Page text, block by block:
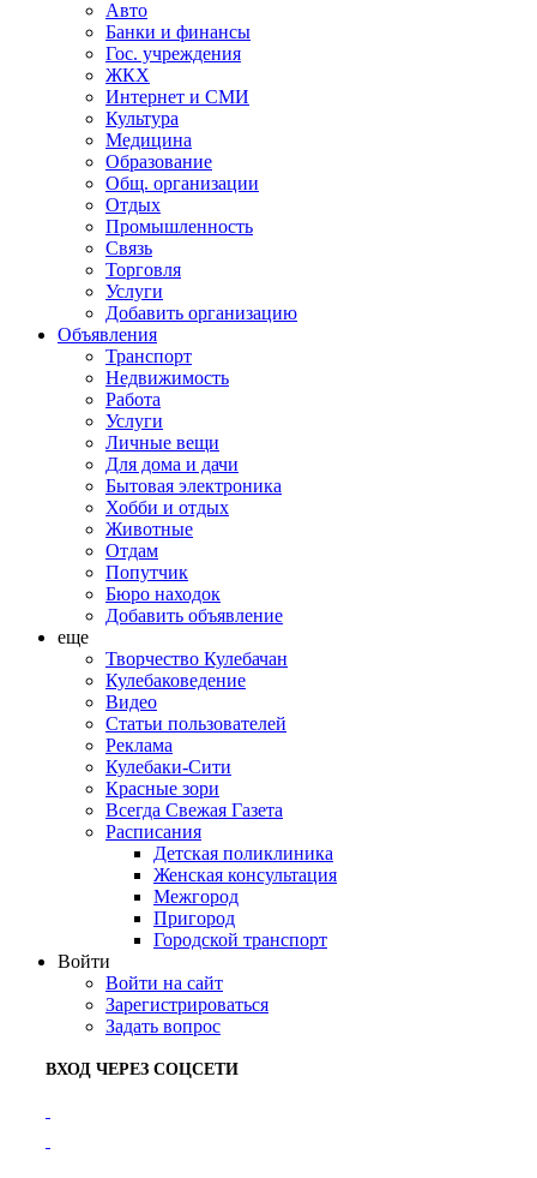
Авто
Банки и финансы
Гос. учреждения
ЖКХ
Интернет и СМИ
Культура
Медицина
Образование
Общ. организации
Отдых
Промышленность
Связь
Торговля
Услуги
Добавить организацию
Объявления
Транспорт
Недвижимость
Работа
Услуги
Личные вещи
Для дома и дачи
Бытовая электроника
Хобби и отдых
Животные
Отдам
Попутчик
Бюро находок
Добавить объявление
еще
Творчество Кулебачан
Кулебаковедение
Видео
Статьи пользователей
Реклама
Кулебаки-Сити
Красные зори
Всегда Свежая Газета
Расписания
Детская поликлиника
Женская консультация
Межгород
Пригород
Городской транспорт
Войти
Войти на сайт
Зарегистрироваться
Задать вопрос
ВХОД ЧЕРЕЗ СОЦСЕТИ